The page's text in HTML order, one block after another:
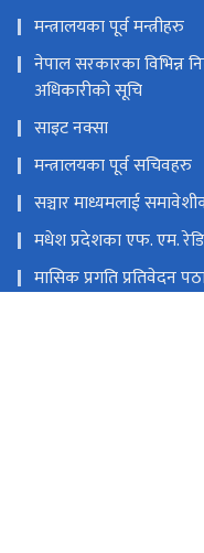
मन्त्रालयका पूर्व मन्त्रीहरु
नेपाल सरकारका विभिन्न
अधिकारीको सूचि
साइट नक्सा
मन्त्रालयका पूर्व सचिवहरु
सञ्चार माध्यमलाई
मधेश प्रदेशका एफ. एम.
मासिक प्रगति प्रतिवेदन